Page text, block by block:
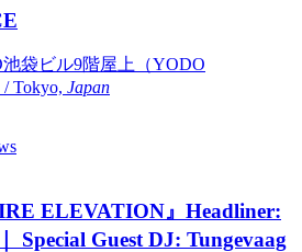
袋ビル9階屋上（YODO
Tokyo, Japan
ELEVATION』Headliner:
Special Guest DJ: Tungevaag